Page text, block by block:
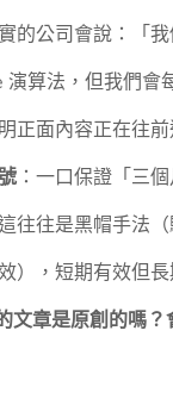
的公司會說：「
演算法，但我們會
正面內容正在往前
：一口保證「三
往往是黑帽手法
），短期有效但長
文章是原創的嗎